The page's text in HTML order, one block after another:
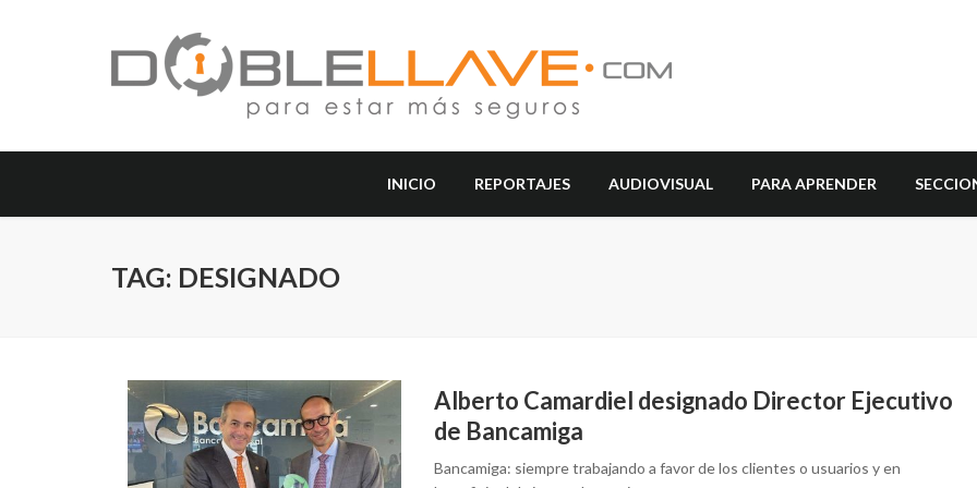
INICIO REPORTAJES AUDIOVISUAL PARA APRENDER
TAG: DESIGNADO
Alberto Camardiel designado Director Ejecutivo
de Bancamiga
Bancamiga: siempre trabajando a favor de los clientes o usuarios y en